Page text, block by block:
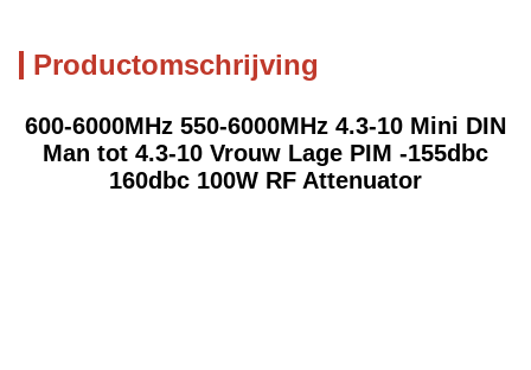
Productomschrijving
600-6000MHz 550-6000MHz 4.3-10 Mini DIN
Man tot 4.3-10 Vrouw Lage PIM -155dbc
160dbc 100W RF Attenuator